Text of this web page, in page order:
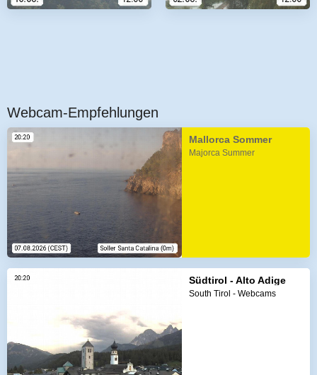
Webcam-Empfehlungen
Mallorca Sommer
Majorca Summer
Südtirol - Alto Adige
South Tirol - Webcams